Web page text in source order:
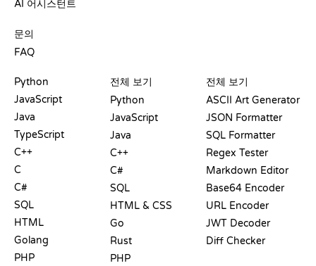
AI 어시스턴트
문의
FAQ
Python
JavaScript
Java
TypeScript
C++
C
C#
SQL
HTML
Golang
PHP
전체 보기
Python
JavaScript
Java
C++
C#
SQL
HTML & CSS
Go
Rust
PHP
전체 보기
ASCII Art Generator
JSON Formatter
SQL Formatter
Regex Tester
Markdown Editor
Base64 Encoder
URL Encoder
JWT Decoder
Diff Checker